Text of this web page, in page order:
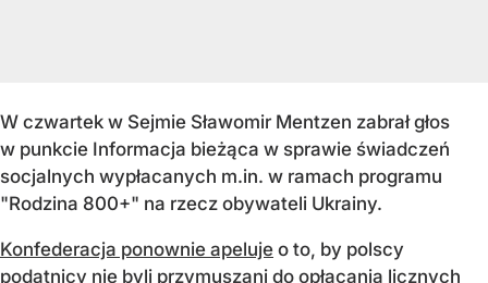
W czwartek w Sejmie Sławomir Mentzen zabrał głos
w punkcie Informacja bieżąca w sprawie świadczeń
socjalnych wypłacanych m.in. w ramach programu
"Rodzina 800+" na rzecz obywateli Ukrainy.
Konfederacja ponownie apeluje o to, by polscy
podatnicy nie byli przymuszani do opłacania licznych